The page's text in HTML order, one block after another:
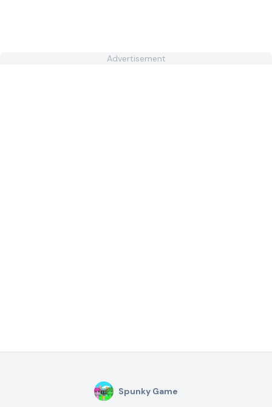
Advertisement
Spunky Game